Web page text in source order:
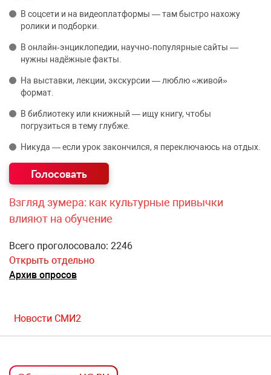
В соцсети и на видеоплатформы — там быстро нахожу
ролики и подборки.
В онлайн‑энциклопедии, научно‑популярные сайты —
нужны надёжные факты.
На выставки, лекции, экскурсии — люблю «живой»
формат.
В библиотеку или книжный — ищу книгу, чтобы
погрузиться в тему глубже.
Никуда — если урок закончился, я переключаюсь на отдых.
Взгляд зумера: как культурные привычки
влияют на обучение
Всего проголосовало: 2246
Открыть отдельно
Архив опросов
Новости СМИ2